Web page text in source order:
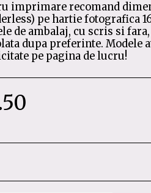
imprimare recomand
pe hartie fotografica
de ambalaj, cu scris si
dupa preferinte. Modele
pe pagina de lucru!